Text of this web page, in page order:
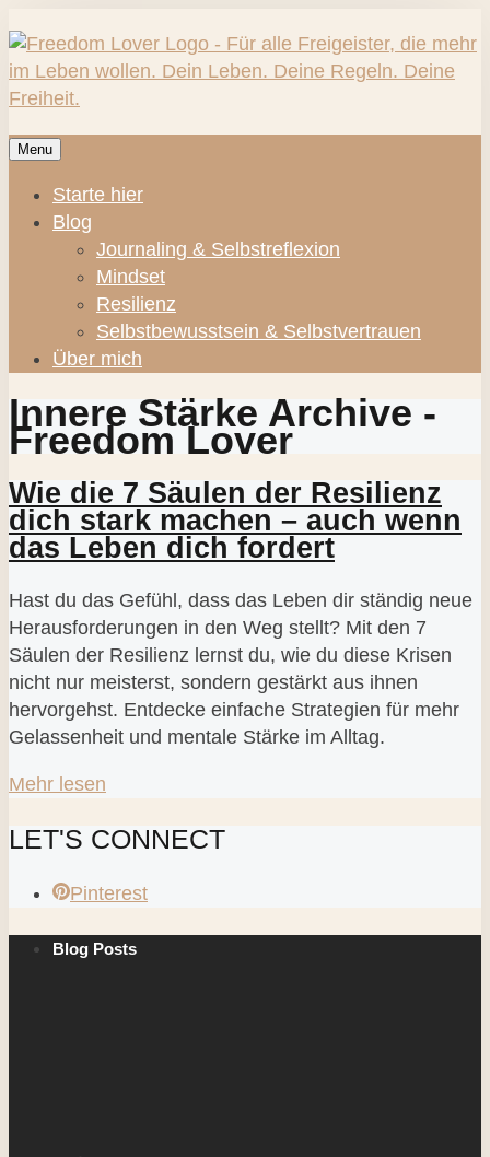
Menu
Starte hier
Blog
Journaling & Selbstreflexion
Mindset
Resilienz
Selbstbewusstsein & Selbstvertrauen
Über mich
Innere Stärke Archive -
Freedom Lover
Wie die 7 Säulen der Resilienz
dich stark machen – auch wenn
das Leben dich fordert
Hast du das Gefühl, dass das Leben dir ständig neue
Herausforderungen in den Weg stellt? Mit den 7
Säulen der Resilienz lernst du, wie du diese Krisen
nicht nur meisterst, sondern gestärkt aus ihnen
hervorgehst. Entdecke einfache Strategien für mehr
Gelassenheit und mentale Stärke im Alltag.
Mehr lesen
LET'S CONNECT
Pinterest
Blog Posts